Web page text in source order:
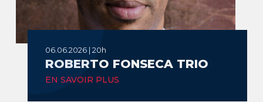
06.06.2026 | 20h
ROBERTO FONSECA TRIO
EN SAVOIR PLUS